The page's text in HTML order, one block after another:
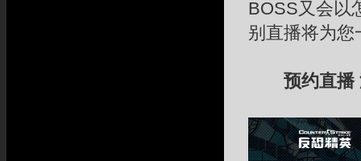
BOSS又会以
别直播将为您
预约直播